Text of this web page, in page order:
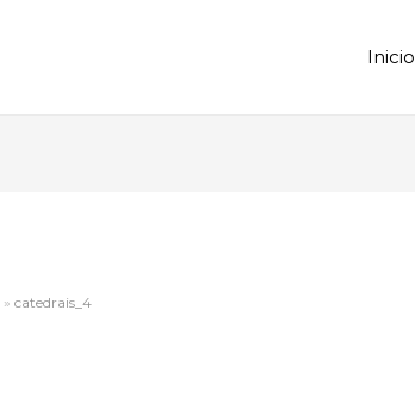
Inicio
catedrais_4